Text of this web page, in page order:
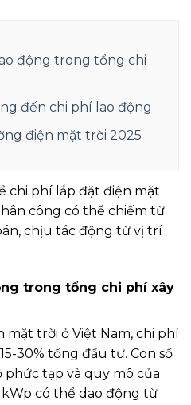
động trong tổng chi
đến chi phí lao động
điện mặt trời 2025
chi phí lắp đặt điện mặt
công có thể chiếm từ
chịu tác động từ vị trí
trong tổng chi phí xây
trời ở Việt Nam, chi phí
30% tổng đầu tư. Con số
tạp và quy mô của
có thể dao động từ